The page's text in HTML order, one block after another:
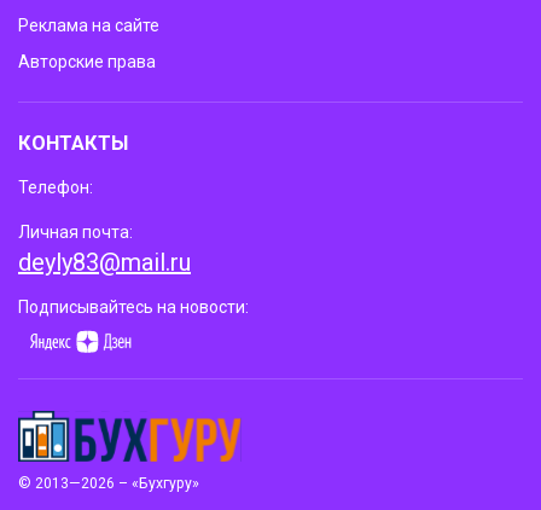
© 2013—2026 – «Бухгуру»
Реклама на сайте
Авторские права
КОНТАКТЫ
Телефон:
Личная почта:
deyly83@mail.ru
Подписывайтесь на новости: